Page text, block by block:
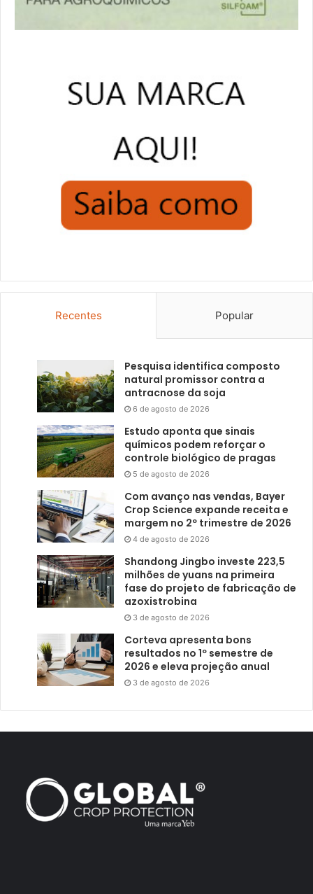
Recentes Popular
Pesquisa identifica composto
natural promissor contra a
antracnose da soja
6 de agosto de 2026
Estudo aponta que sinais
químicos podem reforçar o
controle biológico de pragas
5 de agosto de 2026
Com avanço nas vendas, Bayer
Crop Science expande receita e
margem no 2º trimestre de 2026
4 de agosto de 2026
Shandong Jingbo investe 223,5
milhões de yuans na primeira
fase do projeto de fabricação de
azoxistrobina
3 de agosto de 2026
Corteva apresenta bons
resultados no 1º semestre de
2026 e eleva projeção anual
3 de agosto de 2026